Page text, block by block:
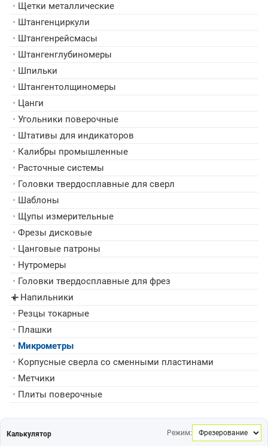
• Щетки металлические
• Штангенциркули
• Штангенрейсмасы
• Штангенглубиномеры
• Шпильки
• Штангентолщиномеры
• Цанги
• Угольники поверочные
• Штативы для индикаторов
• Калибры промышленные
• Расточные системы
• Головки твердосплавные для сверл
• Шаблоны
• Щупы измерительные
• Фрезы дисковые
• Цанговые патроны
• Нутромеры
• Головки твердосплавные для фрез
▸ Напильники
• Резцы токарные
• Плашки
• Микрометры
• Корпусные сверла со сменными пластинами
• Метчики
• Плиты поверочные
Калькулятор Режим: